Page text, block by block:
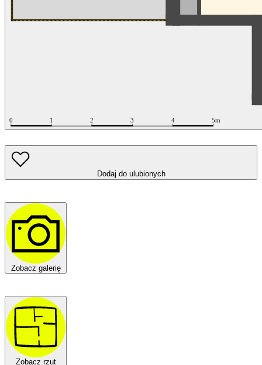
Dodaj do ulubionych
Zobacz galerię
Zobacz rzut